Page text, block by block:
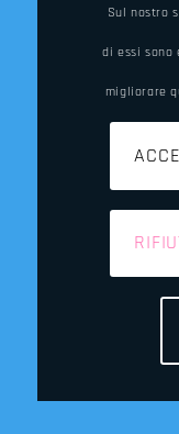
Sul nostro
di essi sono
migliorare